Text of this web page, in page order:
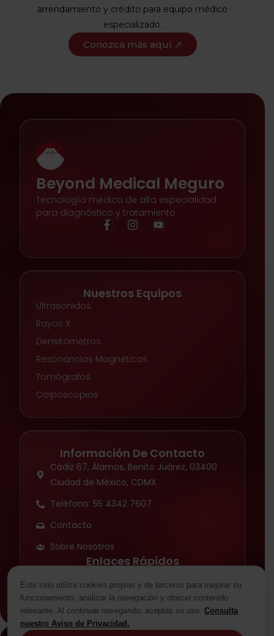
arrendamiento y crédito para equipo médico
especializado.
Conozca más aquí ↗
Beyond Medical Meguro
Tecnología médica de alta especialidad
para diagnóstico y tratamiento.
Nuestros Equipos
Ultrasonidos
Rayos X
Densitómetros
Resonancias Magnéticas
Tomógrafos
Colposcopios
Información De Contacto
Cádiz 67, Álamos, Benito Juárez, 03400
Ciudad de México, CDMX
Teléfono: 55 4342 7607
Contacto
Sobre Nosotros
Enlaces Rápidos
Este sitio utiliza cookies propias y de terceros para mejorar su
funcionamiento, analizar la navegación y ofrecer contenido
relevante. Al continuar navegando, aceptas su uso. Consulta
nuestro Aviso de Privacidad.